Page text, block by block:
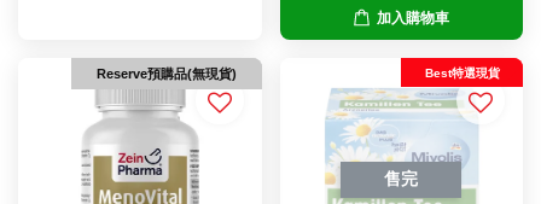
加入購物車
Reserve預購品(無現貨)
售完
Best特選現貨